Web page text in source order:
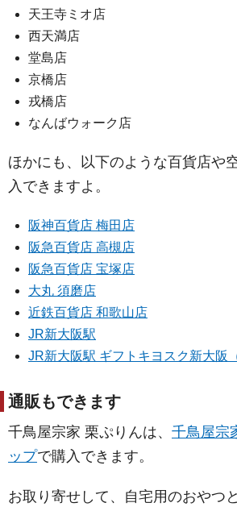
天王寺ミオ店
西天満店
堂島店
京橋店
戎橋店
なんばウォーク店
ほかにも、以下のような百貨店や
入できますよ。
阪神百貨店 梅田店
阪急百貨店 高槻店
阪急百貨店 宝塚店
大丸 須磨店
近鉄百貨店 和歌山店
JR新大阪駅
JR新大阪駅 ギフトキヨスク新大阪
通販もできます
千鳥屋宗家 栗ぷりんは、 千鳥屋宗
ップで購入できます。
お取り寄せして、自宅用のおやつ